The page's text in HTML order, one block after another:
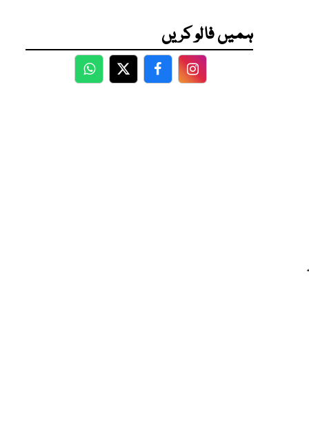
ہمیں فالو کریں
WhatsApp
TwitterFacebookFacebook